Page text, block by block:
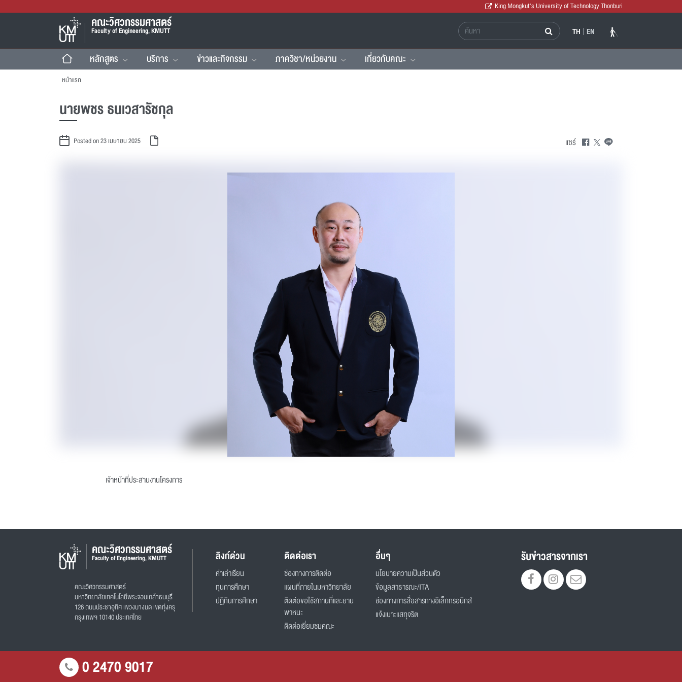
King Mongkut's University of Technology Thonburi
คณะวิศวกรรมศาสตร์
Faculty of Engineering, KMUTT TH EN
หลักสูตร บริการ ข่าวและกิจกรรม ภาควิชา/หน่วยงาน เกี่ยวกับคณะ
หน้าแรก
นายพชร ธนเวสารัชกุล
Posted on 23 เมษายน 2025 แชร์
เจ้าหน้าที่ประสานงานโครงการ
คณะวิศวกรรมศาสตร์
Faculty of Engineering, KMUTT
คณะวิศวกรรมศาสตร์
มหาวิทยาลัยเทคโนโลยีพระจอมเกล้าธนบุรี
126 ถนนประชาอุทิศ แขวงบางมด เขตทุ่งครุ
กรุงเทพฯ 10140 ประเทศไทย
ลิงก์ด่วน
ค่าเล่าเรียน
ทุนการศึกษา
ปฏิทินการศึกษา
ติดต่อเรา
ช่องทางการติดต่อ
แผนที่ภายในมหาวิทยาลัย
ติดต่อขอใช้สถานที่และยาน
พาหนะ
ติดต่อเยี่ยมชมคณะ
อื่นๆ
นโยบายความเป็นส่วนตัว
ข้อมูลสาธารณะ/ITA
ช่องทางการสื่อสารทางอิเล็กทรอนิกส์
แจ้งเบาะแสทุจริต
รับข่าวสารจากเรา
0 2470 9017